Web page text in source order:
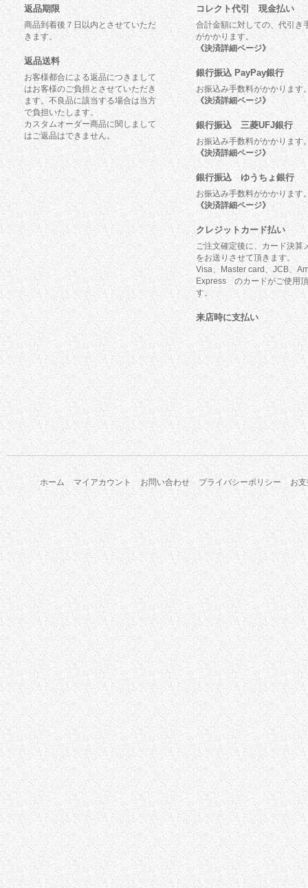
返品期限
商品到着後７日以内とさせていただ
きます。
返品送料
お客様都合による返品につきまして
はお客様のご負担とさせていただき
ます。不良品に該当する場合は当方
で負担いたします。
カスタムオーダー商品に関しまして
はご返品はできません。
コレクト代引 現金払い
合計金額に対しての、代引き
がかかります。
《決済詳細ページ》
銀行振込 PayPay銀行
お振込み手数料がかかります
《決済詳細ページ》
銀行振込 三菱UFJ銀行
お振込み手数料がかかります
《決済詳細ページ》
銀行振込 ゆうちょ銀行
お振込み手数料がかかります
《決済詳細ページ》
クレジットカード払い
ご注文確定後に、カード決算
をお送りさせて頂きます。
Visa、Master card、JCB、
Express のカードがご使用
す。
来店時に支払い
ホーム マイアカウント お問い合わせ プライバシーポリシー お